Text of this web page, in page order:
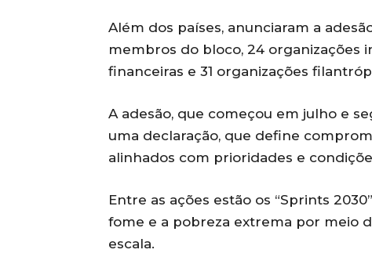
Além dos países, anunciaram a
membros do bloco, 24 organizações
financeiras e 31 organizações
A adesão, que começou em julho e
uma declaração, que define
alinhados com prioridades e
Entre as ações estão os “Sprints
fome e a pobreza extrema por meio
escala.